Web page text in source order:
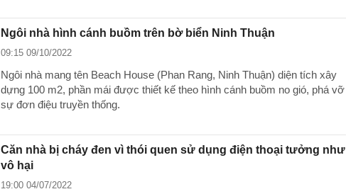
Ngôi nhà hình cánh buồm trên bờ biển Ninh Thuận
09:15 09/10/2022
Ngôi nhà mang tên Beach House (Phan Rang, Ninh Thuận) diện tích xây
dựng 100 m2, phần mái được thiết kế theo hình cánh buồm no gió, phá vỡ
sự đơn điệu truyền thống.
Căn nhà bị cháy đen vì thói quen sử dụng điện thoại tưởng như
vô hại
19:00 04/07/2022